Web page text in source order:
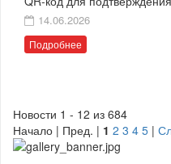
14.06.2026
Подробнее
Новости 1 - 12 из 684
Начало | Пред. | 1 2 3 4 5 |